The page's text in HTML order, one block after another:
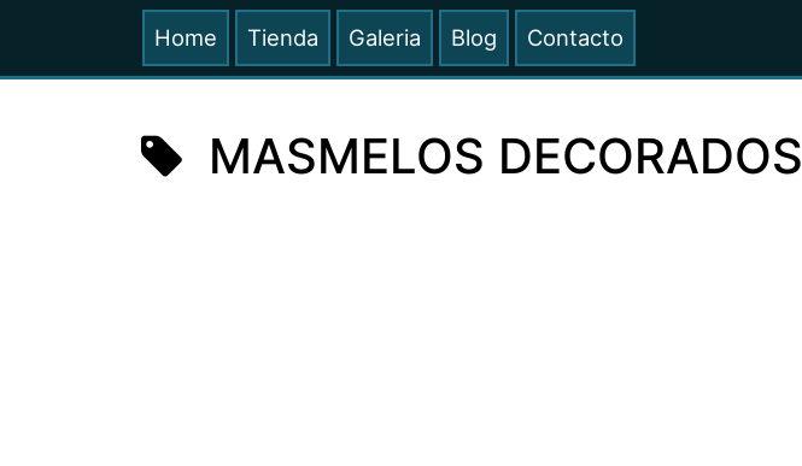
Home Tienda Galeria Blog Contacto
MASMELOS DECORADOS